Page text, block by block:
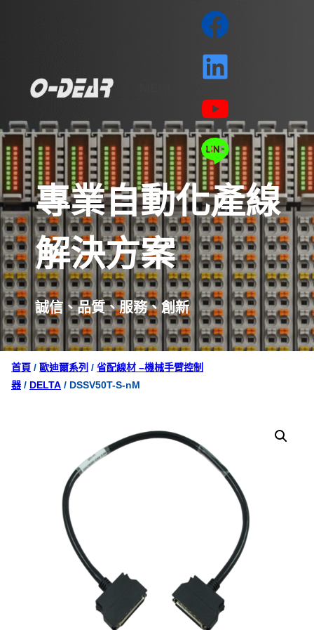
專業自動化產線
解決方案
誠信、品質、服務、創新
首頁 / 歐迪爾系列 / 省配線材 –機械手臂控制
器 / DELTA / DSSV50T-S-nM